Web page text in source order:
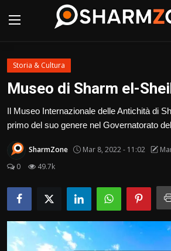
Accedi
Shopping
Notizie
Tour
Cibo & Ristoranti
Hotel
Storia & Cultura
Museo di Sharm el-
Il Museo Internazionale delle Antichità di
primo del suo genere nel Governatorato
SharmZone Mar 8, 2022 - 11:02
0
49.7k